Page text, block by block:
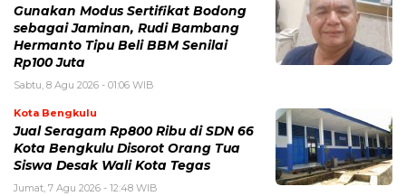
Gunakan Modus Sertifikat Bodong
sebagai Jaminan, Rudi Bambang
Hermanto Tipu Beli BBM Senilai
Rp100 Juta
Sabtu, 8 Agu 2026 - 01:06 WIB
Kota Bengkulu
Jual Seragam Rp800 Ribu di SDN 66
Kota Bengkulu Disorot Orang Tua
Siswa Desak Wali Kota Tegas
Jumat, 7 Agu 2026 - 12:48 WIB